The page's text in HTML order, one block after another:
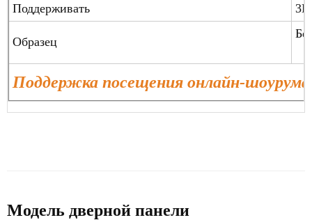
Поддерживать
Образец
Поддержка посещения онлайн-
Модель дверной панели